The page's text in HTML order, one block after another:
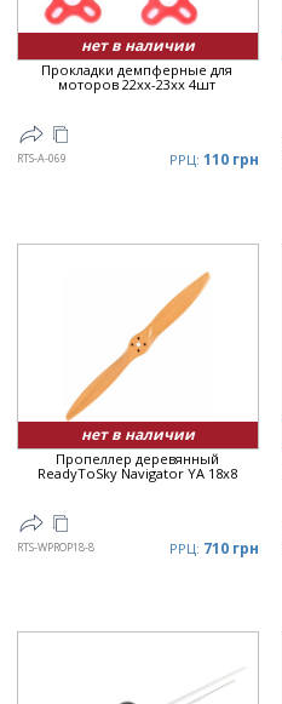
нет в наличии
Прокладки демпферные для
моторов 22xx-23xx 4шт
RTS-A-069 РРЦ: 110 грн
нет в наличии
Пропеллер деревянный
ReadyToSky Navigator YA 18x8
RTS-WPROP18-8 РРЦ: 710 грн